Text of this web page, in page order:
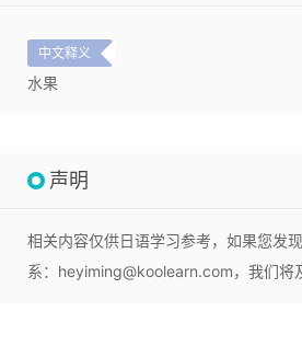
中文释义
水果
声明
相关内容仅供日语学习参考，如果您发
系：heyiming@koolearn.com，我们将